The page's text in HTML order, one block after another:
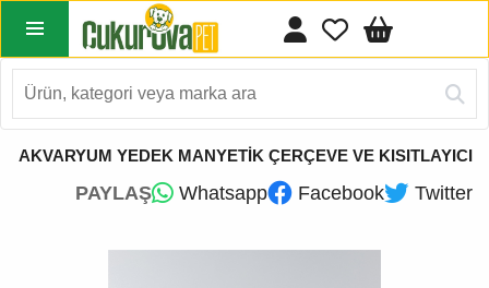
AKVARYUM YEDEK MANYETİK ÇERÇEVE VE KISITLAYICI
PAYLAŞ Whatsapp Facebook Twitter